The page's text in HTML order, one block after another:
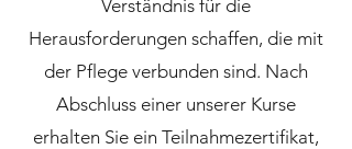
Verständnis für die
Herausforderungen schaffen, die mit
der Pflege verbunden sind. Nach
Abschluss einer unserer Kurse
erhalten Sie ein Teilnahmezertifikat,